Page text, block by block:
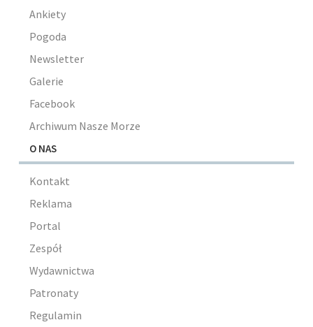
Ankiety
Pogoda
Newsletter
Galerie
Facebook
Archiwum Nasze Morze
O NAS
Kontakt
Reklama
Portal
Zespół
Wydawnictwa
Patronaty
Regulamin